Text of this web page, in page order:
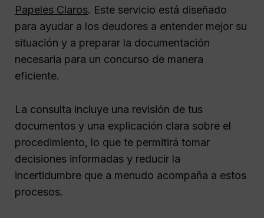
Papeles Claros. Este servicio está diseñado
para ayudar a los deudores a entender mejor su
situación y a preparar la documentación
necesaria para un concurso de manera
eficiente.
La consulta incluye una revisión de tus
documentos y una explicación clara sobre el
procedimiento, lo que te permitirá tomar
decisiones informadas y reducir la
incertidumbre que a menudo acompaña a estos
procesos.